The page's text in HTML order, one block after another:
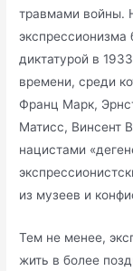
травмами войны.
экспрессионизма
диктатурой в
времени, среди
Франц Марк,
Матисс, Винсент
нацистами
из музеев и
Тем не менее,
жить в более